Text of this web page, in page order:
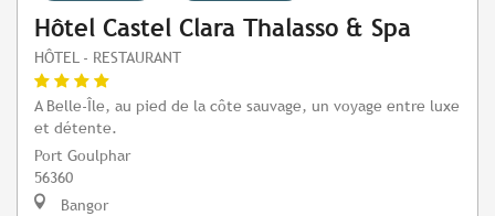
Hôtel Castel Clara Thalasso & Spa
HÔTEL - RESTAURANT
A Belle-Île, au pied de la côte sauvage, un voyage entre luxe
et détente.
Port Goulphar
56360
Bangor